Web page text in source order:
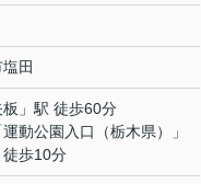
塩田
」駅 徒歩60分
動公園入口（栃木県）」
歩10分